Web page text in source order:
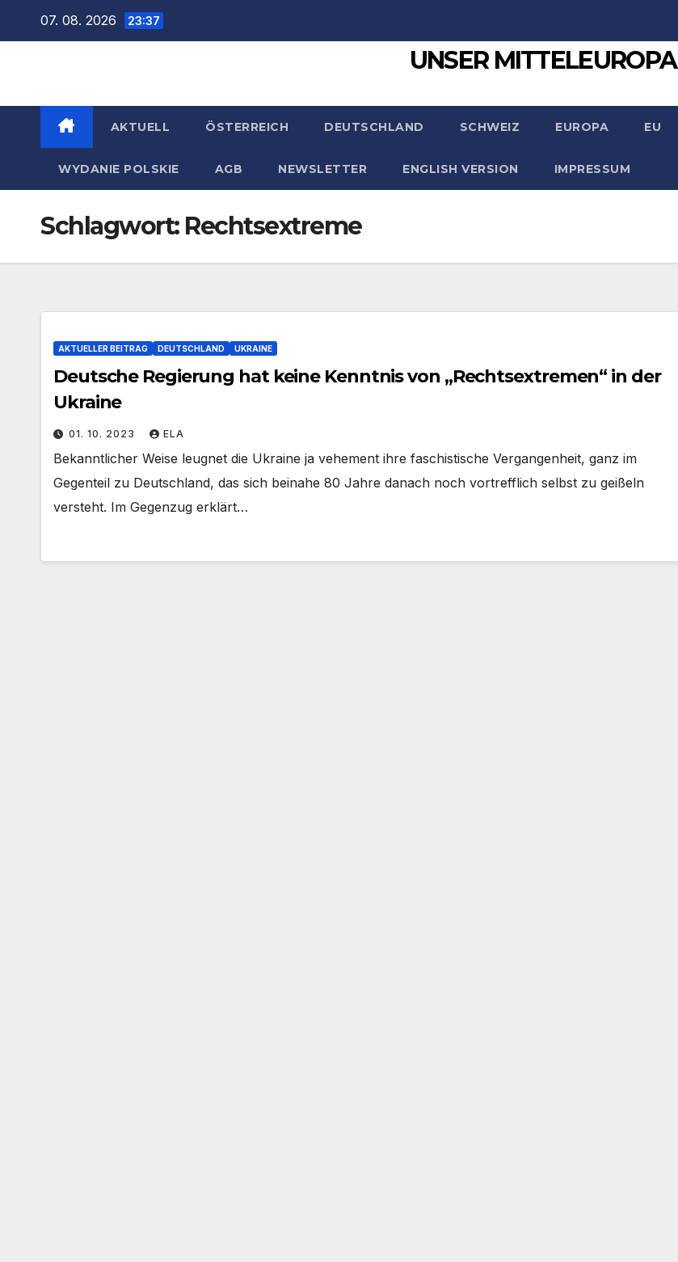
07. 08. 2026 23:37
UNSER MITTELEUROPA
AKTUELL ÖSTERREICH DEUTSCHLAND SCHWEIZ EUROPA EU
WYDANIE POLSKIE AGB NEWSLETTER ENGLISH VERSION IMPRESSUM
Schlagwort: Rechtsextreme
AKTUELLER BEITRAG DEUTSCHLAND UKRAINE
Deutsche Regierung hat keine Kenntnis von „Rechtsextremen“ in der
Ukraine
01. 10. 2023 ELA
Bekanntlicher Weise leugnet die Ukraine ja vehement ihre faschistische Vergangenheit, ganz im
Gegenteil zu Deutschland, das sich beinahe 80 Jahre danach noch vortrefflich selbst zu geißeln
versteht. Im Gegenzug erklärt…